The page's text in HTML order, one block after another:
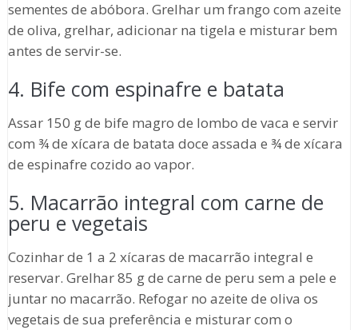
sementes de abóbora. Grelhar um frango com azeite
de oliva, grelhar, adicionar na tigela e misturar bem
antes de servir-se.
4. Bife com espinafre e batata
Assar 150 g de bife magro de lombo de vaca e servir
com ¾ de xícara de batata doce assada e ¾ de xícara
de espinafre cozido ao vapor.
5. Macarrão integral com carne de
peru e vegetais
Cozinhar de 1 a 2 xícaras de macarrão integral e
reservar. Grelhar 85 g de carne de peru sem a pele e
juntar no macarrão. Refogar no azeite de oliva os
vegetais de sua preferência e misturar com o